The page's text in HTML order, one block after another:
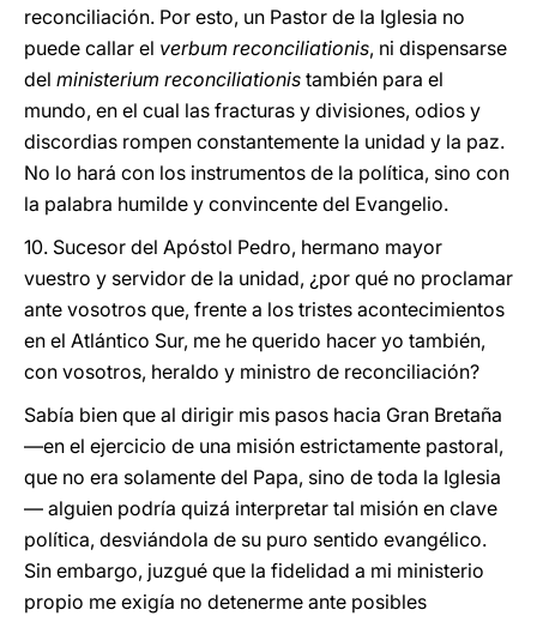
reconciliación. Por esto, un Pastor de la Iglesia no
puede callar el verbum reconciliationis, ni dispensarse
del ministerium reconciliationis también para el
mundo, en el cual las fracturas y divisiones, odios y
discordias rompen constantemente la unidad y la paz.
No lo hará con los instrumentos de la política, sino con
la palabra humilde y convincente del Evangelio.
10. Sucesor del Apóstol Pedro, hermano mayor
vuestro y servidor de la unidad, ¿por qué no proclamar
ante vosotros que, frente a los tristes acontecimientos
en el Atlántico Sur, me he querido hacer yo también,
con vosotros, heraldo y ministro de reconciliación?
Sabía bien que al dirigir mis pasos hacia Gran Bretaña
—en el ejercicio de una misión estrictamente pastoral,
que no era solamente del Papa, sino de toda la Iglesia
— alguien podría quizá interpretar tal misión en clave
política, desviándola de su puro sentido evangélico.
Sin embargo, juzgué que la fidelidad a mi ministerio
propio me exigía no detenerme ante posibles